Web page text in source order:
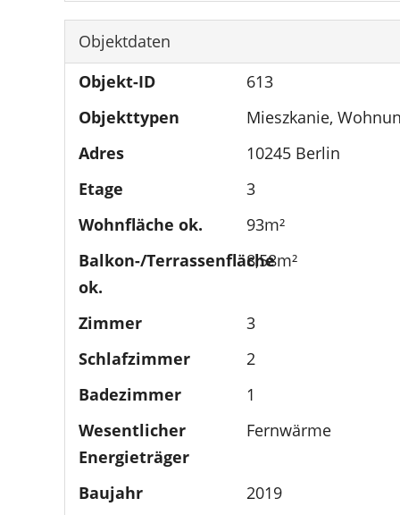
Objektdaten
Objekt-ID
613
Objekttypen
Mieszkanie,
Adres
10245 Berlin
Etage
3
Wohnfläche ok.
93m²
Balkon-/Terrassenfläche
ok.
8,58m²
Zimmer
3
Schlafzimmer
2
Badezimmer
1
Wesentlicher
Energieträger
Fernwärme
Baujahr
2019